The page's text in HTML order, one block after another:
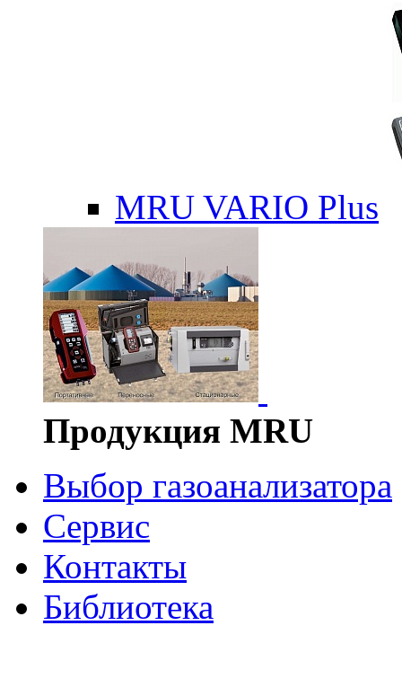
MRU VARIO Plus
Продукция MRU
Выбор газоанализатора
Сервис
Контакты
Библиотека